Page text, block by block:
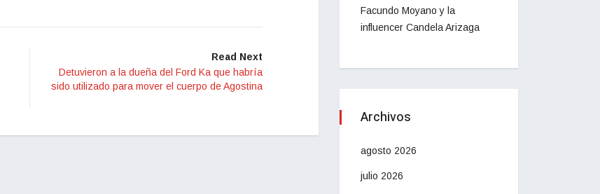
Read Next
Detuvieron a la dueña del Ford Ka que habría
sido utilizado para mover el cuerpo de Agostina
Facundo Moyano y la
influencer Candela Arizaga
Archivos
agosto 2026
julio 2026